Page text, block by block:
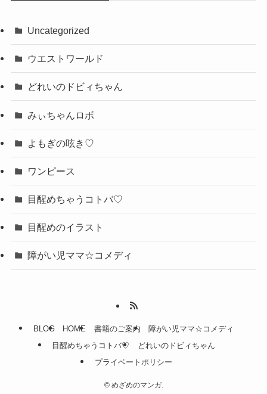
Uncategorized
ウエストワールド
どれいのドビィちゃん
みぃちゃんロボ
よもぎの呟き♡
ワンピース
目醒めちゃうコトバ♡
目醒めのイラスト
障がい児ママ☆コメディ
BLOG HOME 書籍のご案内
障がい児ママ☆コメディ
目醒めちゃうコトバ♡
どれいのドビィちゃん
プライベートポリシー
©めざめのマンガ.